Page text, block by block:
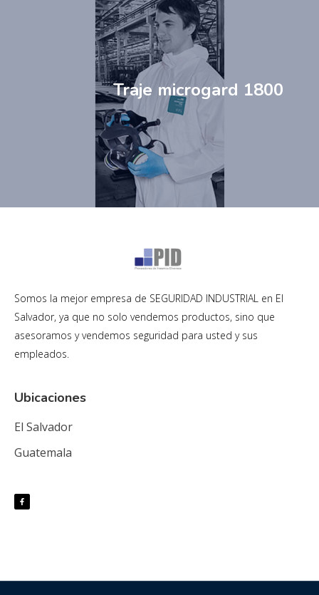
Traje microgard 1800
Somos la mejor empresa de SEGURIDAD INDUSTRIAL en El
Salvador, ya que no solo vendemos productos, sino que
asesoramos y vendemos seguridad para usted y sus
empleados.
Ubicaciones
El Salvador
Guatemala